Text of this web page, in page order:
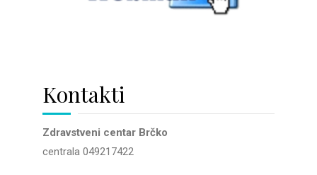
Kontakti
Zdravstveni centar Brčko
centrala 049217422